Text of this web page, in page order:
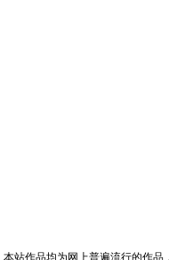
本站作品均为网上普遍流行的作